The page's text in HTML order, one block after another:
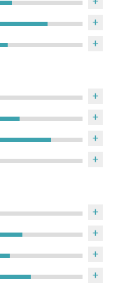
+
+
+
+
+
+
+
+
+
+